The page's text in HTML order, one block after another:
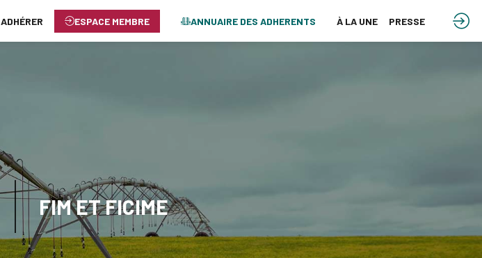
ADHÉRER ESPACE MEMBRE ANNUAIRE DES ADHERENTS À LA UNE PRESSE
FIM ET FICIME